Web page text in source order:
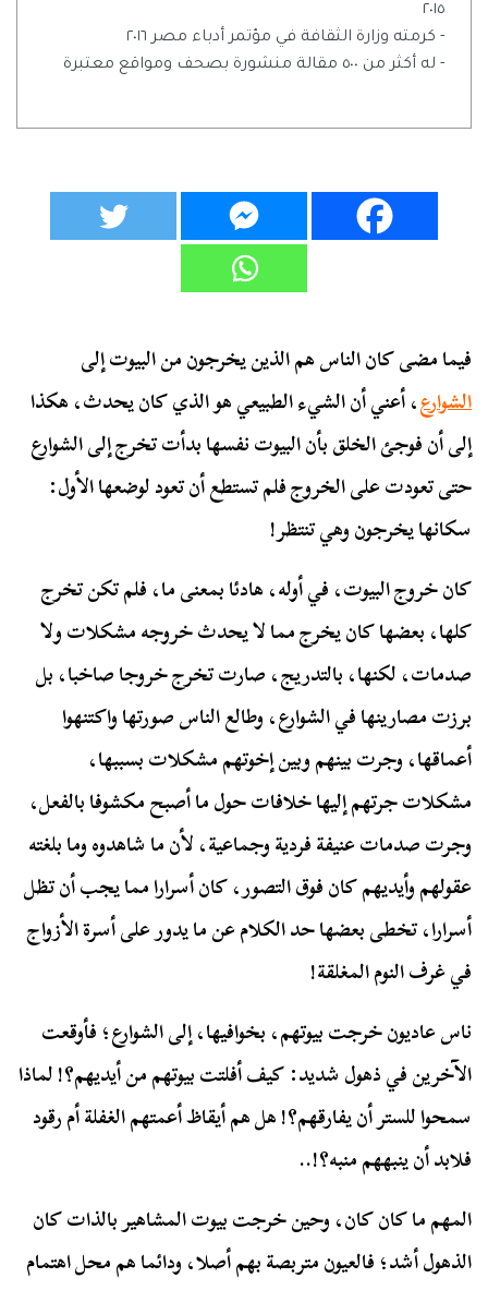
٢٠١٥
- كرمته وزارة الثقافة في مؤتمر أدباء مصر ٢٠١٦
- له أكثر من ٥٠٠ مقالة منشورة بصحف ومواقع معتبرة
فيما مضى كان الناس هم الذين يخرجون من البيوت إلى
الشوارع، أعني أن الشيء الطبيعي هو الذي كان يحدث، هكذا
إلى أن فوجئ الخلق بأن البيوت نفسها بدأت تخرج إلى الشوارع
حتى تعودت على الخروج فلم تستطع أن تعود لوضعها الأول:
سكانها يخرجون وهي تنتظر!
كان خروج البيوت، في أوله، هادئا بمعنى ما، فلم تكن تخرج
كلها، بعضها كان يخرج مما لا يحدث خروجه مشكلات ولا
صدمات، لكنها، بالتدريج، صارت تخرج خروجا صاخبا، بل
برزت مصارينها في الشوارع، وطالع الناس صورتها واكتنهوا
أعماقها، وجرت بينهم وبين إخوتهم مشكلات بسببها،
مشكلات جرتهم إليها خلافات حول ما أصبح مكشوفا بالفعل،
وجرت صدمات عنيفة فردية وجماعية، لأن ما شاهدوه وما بلغته
عقولهم وأيديهم كان فوق التصور، كان أسرارا مما يجب أن تظل
أسرارا، تخطى بعضها حد الكلام عن ما يدور على أسرة الأزواج
في غرف النوم المغلقة!
ناس عاديون خرجت بيوتهم، بخوافيها، إلى الشوارع؛ فأوقعت
الآخرين في ذهول شديد: كيف أفلتت بيوتهم من أيديهم؟! لماذا
سمحوا للستر أن يفارقهم؟! هل هم أيقاظ أعمتهم الغفلة أم رقود
فلابد أن ينبههم منبه؟!..
المهم ما كان كان، وحين خرجت بيوت المشاهير بالذات كان
الذهول أشد؛ فالعيون متربصة بهم أصلا، ودائما هم محل اهتمام